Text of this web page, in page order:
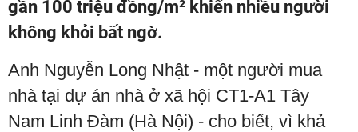
gần 100 triệu đồng/m² khiến nhiều người
không khỏi bất ngờ.
Anh Nguyễn Long Nhật - một người mua
nhà tại dự án nhà ở xã hội CT1-A1 Tây
Nam Linh Đàm (Hà Nội) - cho biết, vì khả